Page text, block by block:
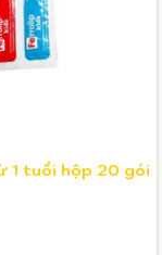
1 tuổi hộp 20 gói